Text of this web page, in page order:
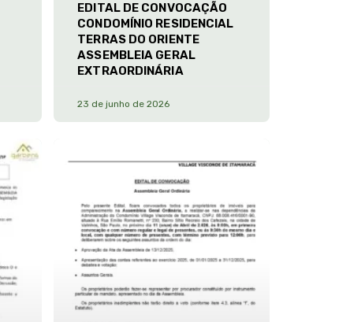
EDITAL DE CONVOCAÇÃO
CONDOMÍNIO RESIDENCIAL
TERRAS DO ORIENTE
ASSEMBLEIA GERAL
EXTRAORDINÁRIA
23 de junho de 2026